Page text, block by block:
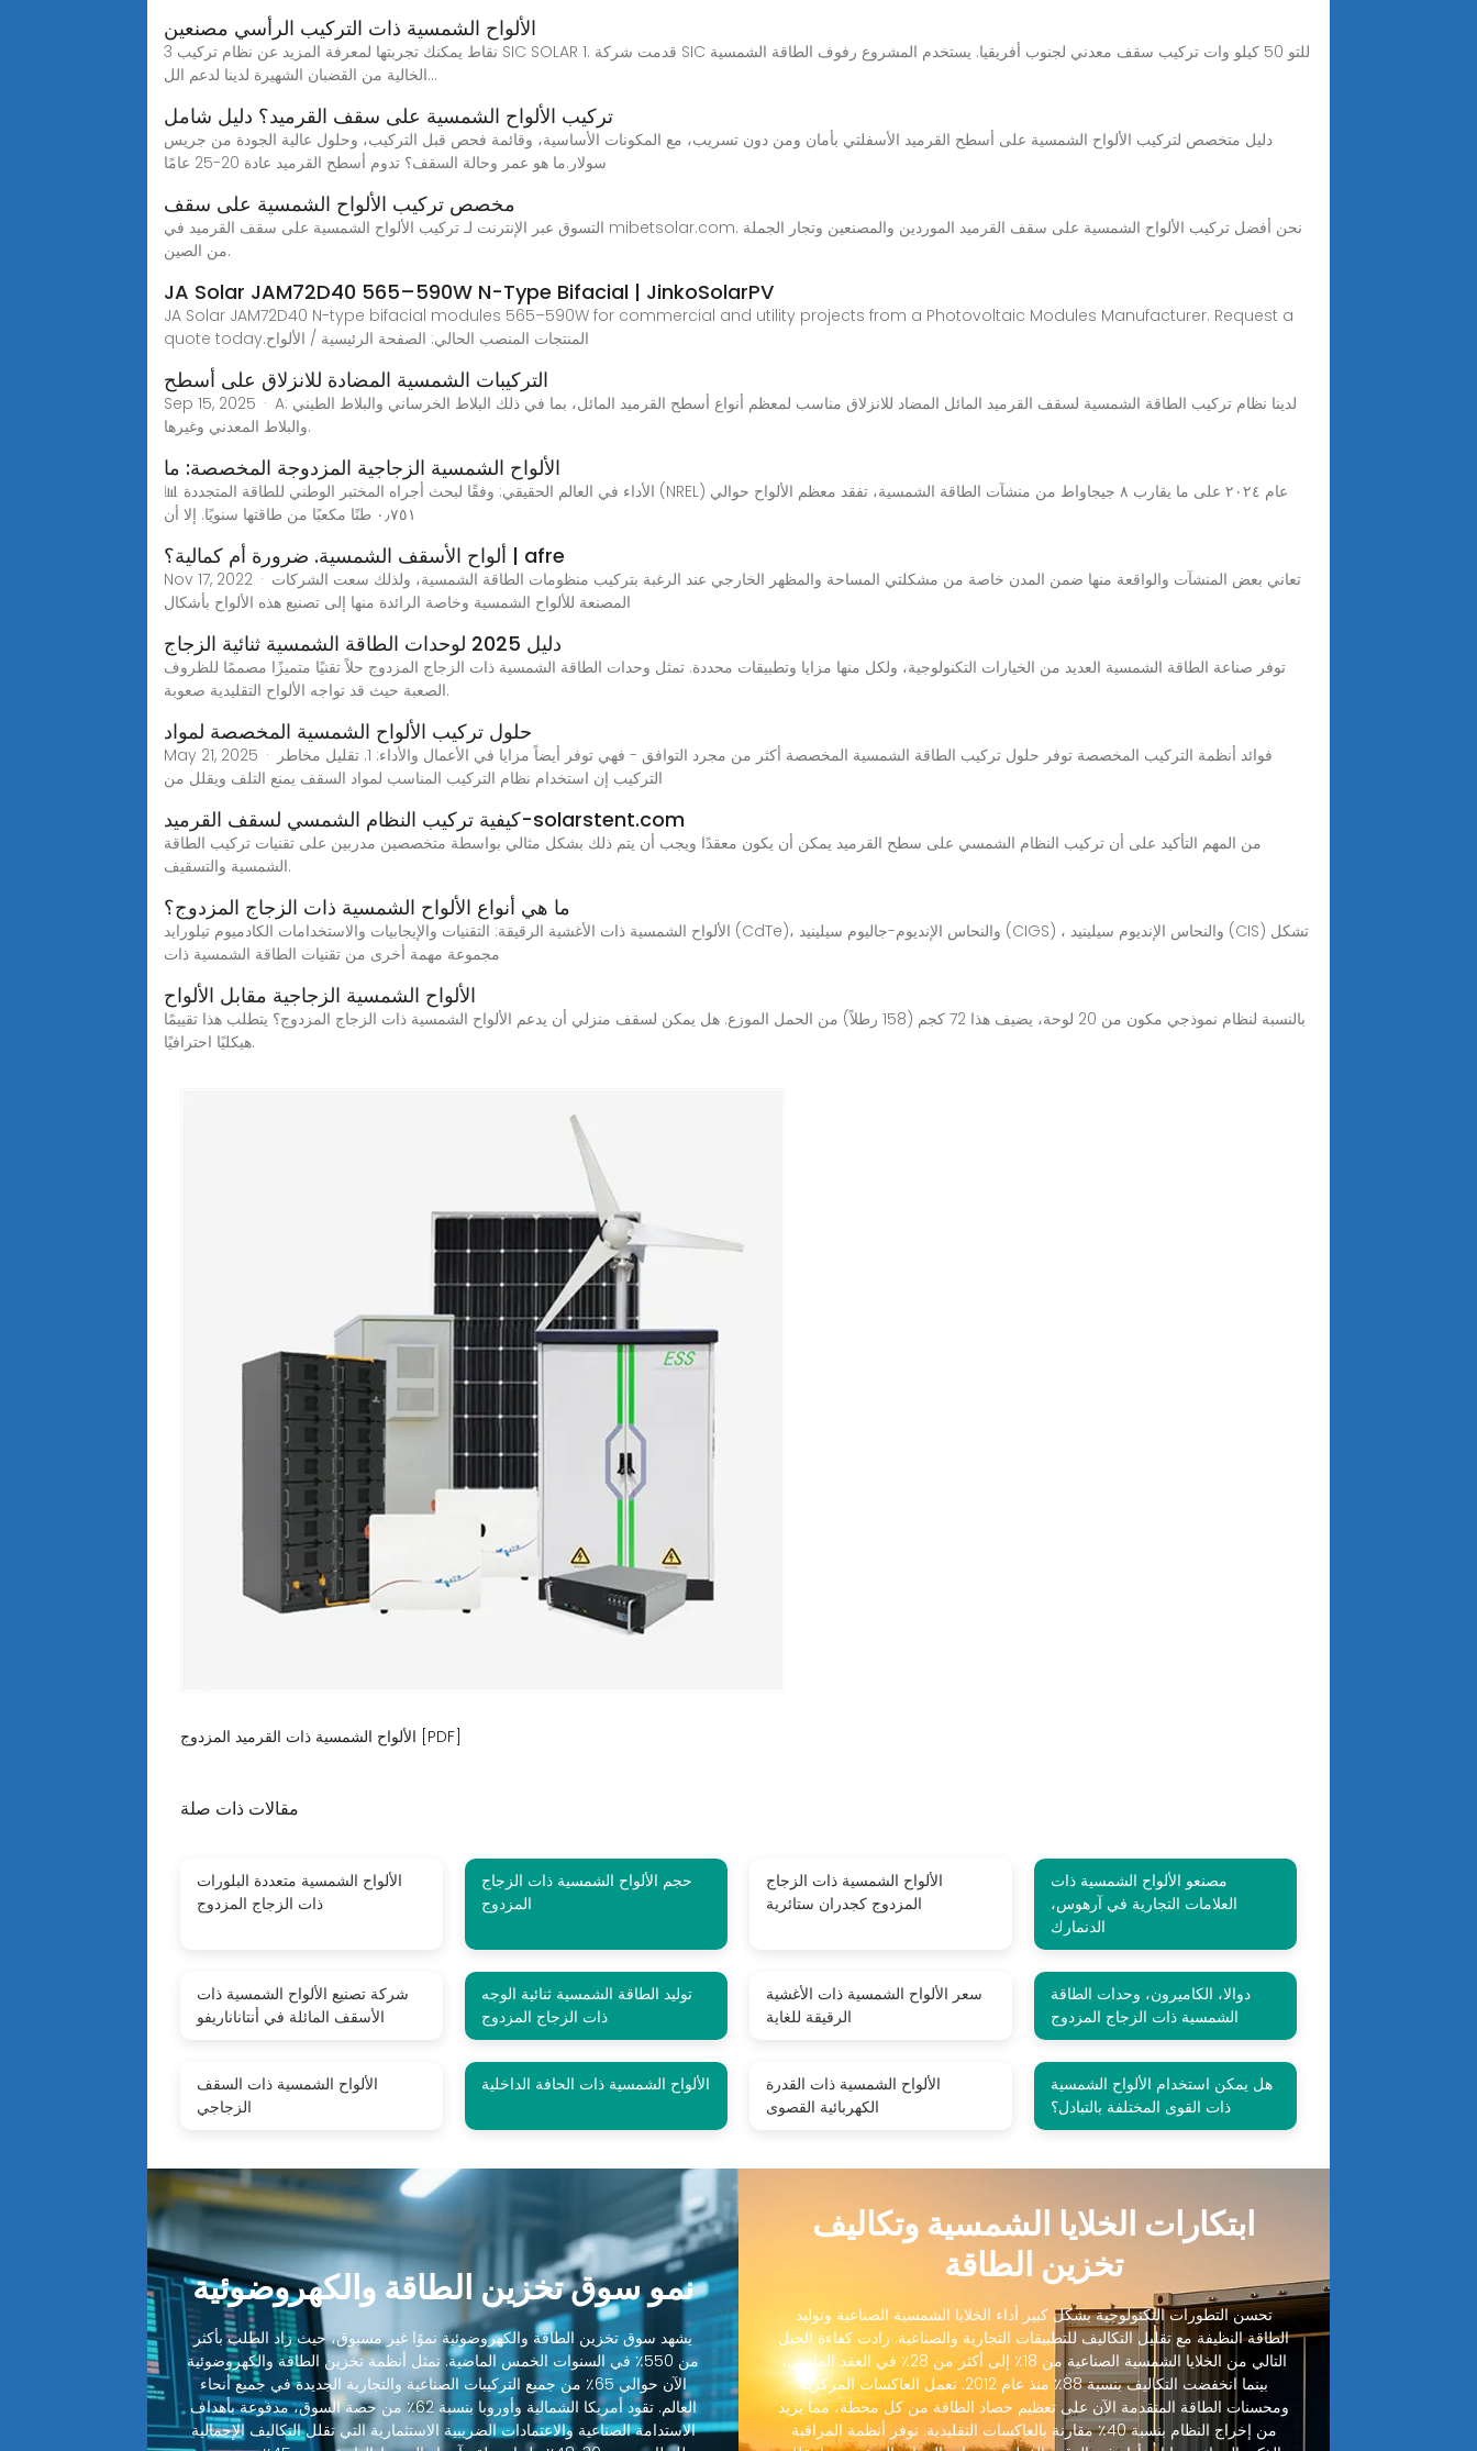
الألواح الشمسية ذات التركيب الرأسي مصنعين
3 نقاط يمكنك تجربتها لمعرفة المزيد عن نظام تركيب SIC SOLAR 1. قدمت شركة SIC للتو 50 كيلو وات تركيب سقف معدني لجنوب أفريقيا. يستخدم المشروع رفوف الطاقة الشمسية
الخالية من القضبان الشهيرة لدينا لدعم الل...
تركيب الألواح الشمسية على سقف القرميد؟ دليل شامل
دليل متخصص لتركيب الألواح الشمسية على أسطح القرميد الأسفلتي بأمان ومن دون تسريب، مع المكونات الأساسية، وقائمة فحص قبل التركيب، وحلول عالية الجودة من جريس
سولار.ما هو عمر وحالة السقف؟ تدوم أسطح القرميد عادة 20-25 عامًا
مخصص تركيب الألواح الشمسية على سقف
التسوق عبر الإنترنت لـ تركيب الألواح الشمسية على سقف القرميد في mibetsolar.com. نحن أفضل تركيب الألواح الشمسية على سقف القرميد الموردين والمصنعين وتجار الجملة
من الصين.
JA Solar JAM72D40 565–590W N-Type Bifacial | JinkoSolarPV
JA Solar JAM72D40 N-type bifacial modules 565–590W for commercial and utility projects from a Photovoltaic Modules Manufacturer. Request a
quote today.المنتجات المنصب الحالي: الصفحة الرئيسية / الألواح
التركيبات الشمسية المضادة للانزلاق على أسطح
Sep 15, 2025 · A: لدينا نظام تركيب الطاقة الشمسية لسقف القرميد المائل المضاد للانزلاق مناسب لمعظم أنواع أسطح القرميد المائل، بما في ذلك البلاط الخرساني والبلاط الطيني
والبلاط المعدني وغيرها.
الألواح الشمسية الزجاجية المزدوجة المخصصة: ما
📊 الأداء في العالم الحقيقي: وفقًا لبحث أجراه المختبر الوطني للطاقة المتجددة (NREL) عام ٢٠٢٤ على ما يقارب ٨ جيجاواط من منشآت الطاقة الشمسية، تفقد معظم الألواح حوالي
٠٫٧٥١ طنًا مكعبًا من طاقتها سنويًا. إلا أن
ألواح الأسقف الشمسية. ضرورة أم كمالية؟ | afre
Nov 17, 2022 · تعاني بعض المنشآت والواقعة منها ضمن المدن خاصة من مشكلتي المساحة والمظهر الخارجي عند الرغبة بتركيب منظومات الطاقة الشمسية، ولذلك سعت الشركات
المصنعة للألواح الشمسية وخاصة الرائدة منها إلى تصنيع هذه الألواح بأشكال
دليل 2025 لوحدات الطاقة الشمسية ثنائية الزجاج
توفر صناعة الطاقة الشمسية العديد من الخيارات التكنولوجية، ولكل منها مزايا وتطبيقات محددة. تمثل وحدات الطاقة الشمسية ذات الزجاج المزدوج حلاً تقنيًا متميزًا مصممًا للظروف
الصعبة حيث قد تواجه الألواح التقليدية صعوبة.
حلول تركيب الألواح الشمسية المخصصة لمواد
May 21, 2025 · فوائد أنظمة التركيب المخصصة توفر حلول تركيب الطاقة الشمسية المخصصة أكثر من مجرد التوافق - فهي توفر أيضاً مزايا في الأعمال والأداء: 1. تقليل مخاطر
التركيب إن استخدام نظام التركيب المناسب لمواد السقف يمنع التلف ويقلل من
كيفية تركيب النظام الشمسي لسقف القرميد-solarstent.com
من المهم التأكيد على أن تركيب النظام الشمسي على سطح القرميد يمكن أن يكون معقدًا ويجب أن يتم ذلك بشكل مثالي بواسطة متخصصين مدربين على تقنيات تركيب الطاقة
الشمسية والتسقيف.
ما هي أنواع الألواح الشمسية ذات الزجاج المزدوج؟
الألواح الشمسية ذات الأغشية الرقيقة: التقنيات والإيجابيات والاستخدامات الكادميوم تيلورايد (CdTe)، والنحاس الإنديوم-جاليوم سيلينيد (CIGS) ، والنحاس الإنديوم سيلينيد (CIS) تشكل
مجموعة مهمة أخرى من تقنيات الطاقة الشمسية ذات
الألواح الشمسية الزجاجية مقابل الألواح
بالنسبة لنظام نموذجي مكون من 20 لوحة، يضيف هذا 72 كجم (158 رطلاً) من الحمل الموزع. هل يمكن لسقف منزلي أن يدعم الألواح الشمسية ذات الزجاج المزدوج؟ يتطلب هذا تقييمًا
هيكليًا احترافيًا.
الألواح الشمسية ذات القرميد المزدوج [PDF]
مقالات ذات صلة
الألواح الشمسية متعددة البلورات
ذات الزجاج المزدوج
حجم الألواح الشمسية ذات الزجاج
المزدوج
الألواح الشمسية ذات الزجاج
المزدوج كجدران ستائرية
مصنعو الألواح الشمسية ذات
العلامات التجارية في آرهوس،
الدنمارك
شركة تصنيع الألواح الشمسية ذات
الأسقف المائلة في أنتاناناريفو
توليد الطاقة الشمسية ثنائية الوجه
ذات الزجاج المزدوج
سعر الألواح الشمسية ذات الأغشية
الرقيقة للغاية
دوالا، الكاميرون، وحدات الطاقة
الشمسية ذات الزجاج المزدوج
الألواح الشمسية ذات السقف
الزجاجي
الألواح الشمسية ذات الحافة الداخلية
الألواح الشمسية ذات القدرة
الكهربائية القصوى
هل يمكن استخدام الألواح الشمسية
ذات القوى المختلفة بالتبادل؟
نمو سوق تخزين الطاقة والكهروضوئية
يشهد سوق تخزين الطاقة والكهروضوئية نموًا غير مسبوق، حيث زاد الطلب بأكثر
من 550٪ في السنوات الخمس الماضية. تمثل أنظمة تخزين الطاقة والكهروضوئية
الآن حوالي 65٪ من جميع التركيبات الصناعية والتجارية الجديدة في جميع أنحاء
العالم. تقود أمريكا الشمالية وأوروبا بنسبة 62٪ من حصة السوق، مدفوعة بأهداف
الاستدامة الصناعية والاعتمادات الضريبية الاستثمارية التي تقلل التكاليف الإجمالية
ابتكارات الخلايا الشمسية وتكاليف
تخزين الطاقة
تحسن التطورات التكنولوجية بشكل كبير أداء الخلايا الشمسية الصناعية وتوليد
الطاقة النظيفة مع تقليل التكاليف للتطبيقات التجارية والصناعية. زادت كفاءة الجيل
التالي من الخلايا الشمسية الصناعية من 18٪ إلى أكثر من 28٪ في العقد الماضي،
بينما انخفضت التكاليف بنسبة 88٪ منذ عام 2012. تعمل العاكسات المركزية
ومحسنات الطاقة المتقدمة الآن على تعظيم حصاد الطاقة من كل محطة، مما يزيد
من إخراج النظام بنسبة 40٪ مقارنة بالعاكسات التقليدية. توفر أنظمة المراقبة